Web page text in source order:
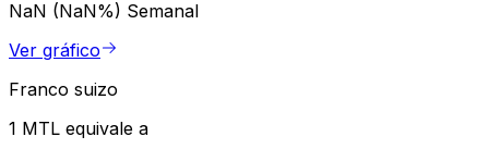
NaN (NaN%) Semanal
Ver gráfico
Franco suizo
1 MTL equivale a